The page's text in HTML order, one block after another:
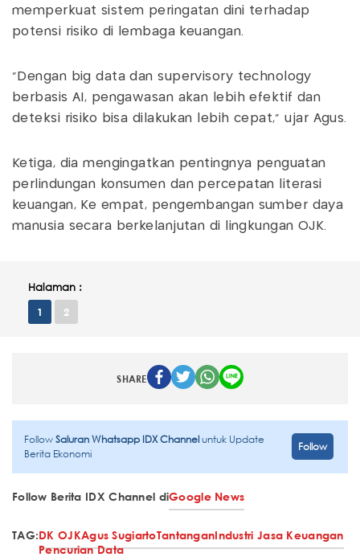
memperkuat sistem peringatan dini terhadap
potensi risiko di lembaga keuangan.
"Dengan big data dan supervisory technology
berbasis AI, pengawasan akan lebih efektif dan
deteksi risiko bisa dilakukan lebih cepat," ujar Agus.
Ketiga, dia mengingatkan pentingnya penguatan
perlindungan konsumen dan percepatan literasi
keuangan, Ke empat, pengembangan sumber daya
manusia secara berkelanjutan di lingkungan OJK.
Halaman :
1 2
SHARE
FollowSaluran Whatsapp IDX Channeluntuk Update
Berita Ekonomi
Follow
Follow Berita IDX Channel diGoogle News
TAG:DK OJKAgus SugiartoTantanganIndustri Jasa Keuangan
Pencurian Data